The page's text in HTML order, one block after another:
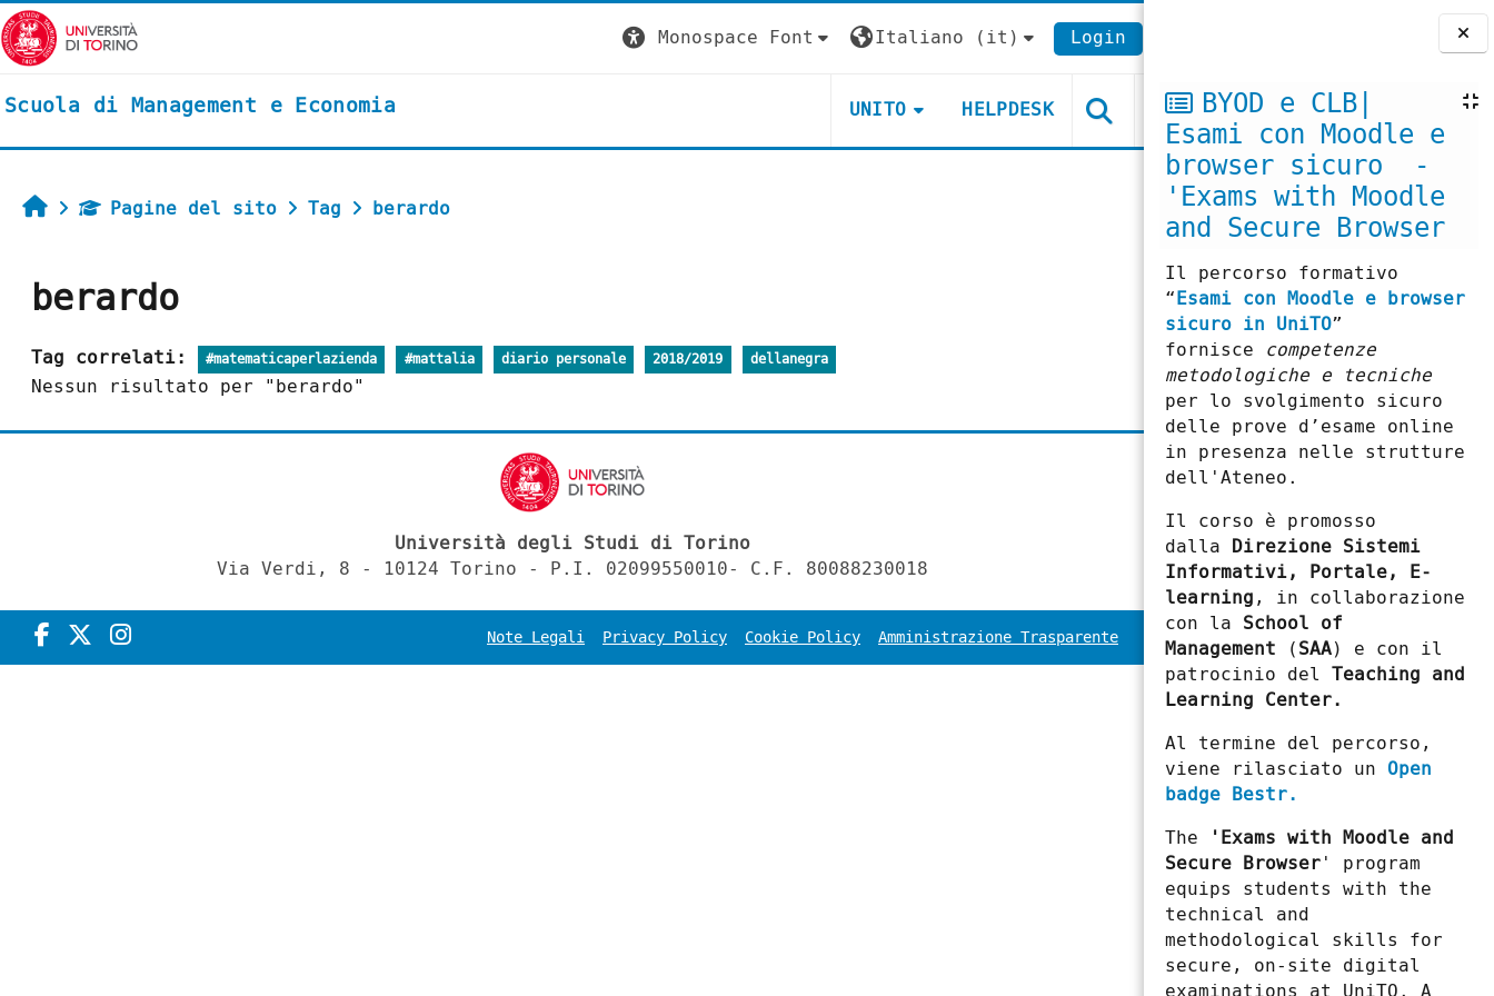
Vai al contenuto principale
Blocchi
BYOD e CLB|
Esami con Moodle e
browser sicuro -
'Exams with Moodle
and Secure Browser
Il percorso formativo
“Esami con Moodle e browser
sicuro in UniTO”
fornisce competenze
metodologiche e tecniche
per lo svolgimento sicuro
delle prove d’esame online
in presenza nelle strutture
dell'Ateneo.
Il corso è promosso
dalla Direzione Sistemi
Informativi, Portale, E-
learning, in collaborazione
con la School of
Management (SAA) e con il
patrocinio delTeaching and
Learning Center.
Al termine del percorso,
viene rilasciato un Open
badge Bestr.
The
'Exams with Moodle and
Secure Browser' program
equips students with the
technical and
methodological skills for
secure, on-site digital
Monospace Font Italiano ‎(it)‎ Login
Scuola di Management e Economia UNITO HELPDESK
HomePagine del sito Tag berardo
berardo
Tag correlati: #matematicaperlazienda #mattalia diario personale 2018/2019 dellanegra
Nessun risultato per "berardo"
Università degli Studi di Torino
Via Verdi, 8 - 10124 Torino - P.I. 02099550010- C.F. 80088230018
Note Legali Privacy Policy Cookie Policy Amministrazione Trasparente